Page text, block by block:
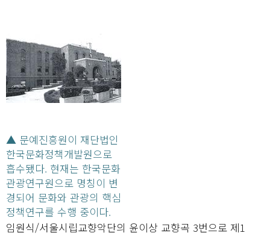
▲ 문예진흥원이 재단법인
한국문화정책개발원으로
흡수됐다. 현재는 한국문화
관광연구원으로 명칭이 변
경되어 문화와 관광의 핵심
정책연구를 수행 중이다.
임원식/서울시립교향악단의 윤이상 교향곡 3번으로 제1